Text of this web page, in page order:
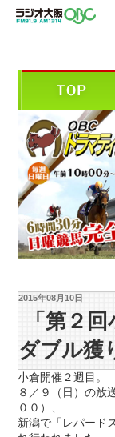
2015年08月10日
「第２
ダブル獲
小倉開催２週目。
８／９（日）の放
００）、
新潟で「レパード